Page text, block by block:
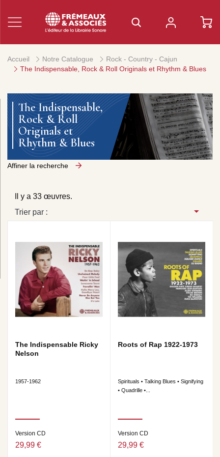
Accueil Notre Catalogue
Rock - Country - Cajun
The Indispensable, Rock & Roll Originals et Rhythm & Blues
The Indispensable,
Rock & Roll
Originals et
Rhythm & Blues
Affiner la recherche
Il y a 33 œuvres.
Trier par :
The Indispensable Ricky
Nelson
1957-1962
Version CD
29,99 €
Roots of Rap 1922-1973
Spirituals • Talking Blues • Signifying
• Quadrille •...
Version CD
29,99 €